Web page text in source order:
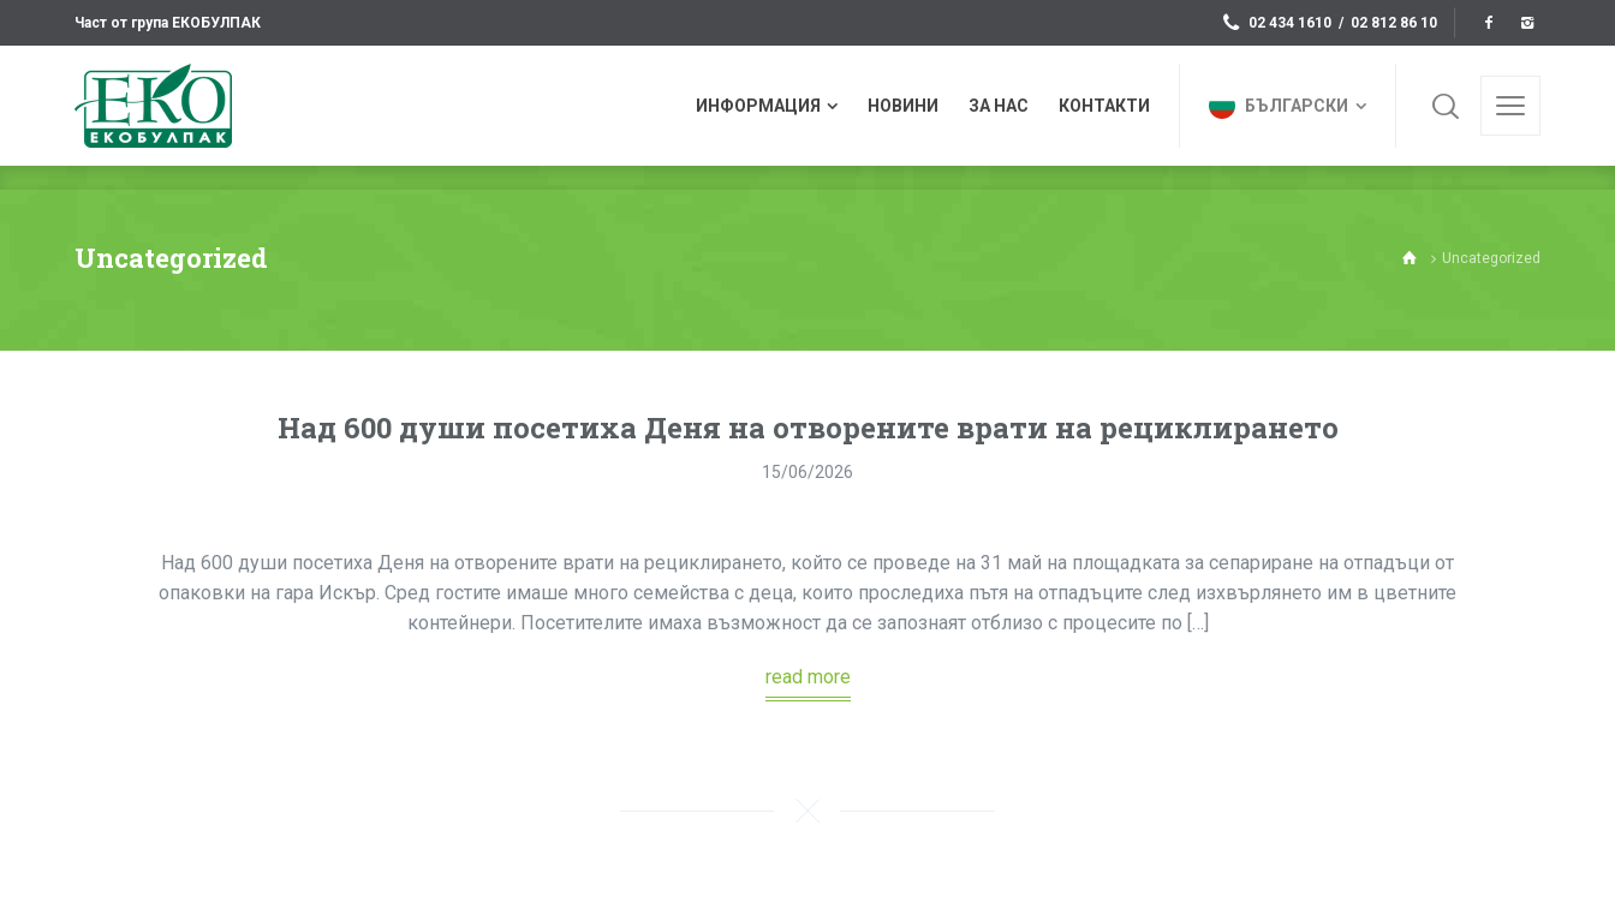
Част от група ЕКОБУЛПАК 02 434 1610 / 02 812 86 10
ИНФОРМАЦИЯ НОВИНИ ЗА НАС КОНТАКТИ БЪЛГАРСКИ
Uncategorized Uncategorized
Над 600 души посетиха Деня на отворените врати на рециклирането
15/06/2026
Над 600 души посетиха Деня на отворените врати на рециклирането, който се проведе на 31 май на площадката за сепариране на отпадъци от
опаковки на гара Искър. Сред гостите имаше много семейства с деца, които проследиха пътя на отпадъците след изхвърлянето им в цветните
контейнери. Посетителите имаха възможност да се запознаят отблизо с процесите по […]
read more